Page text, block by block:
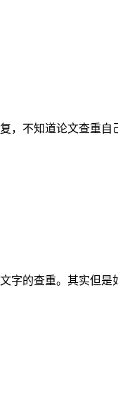
，不知道论文查重
的查重。其实但